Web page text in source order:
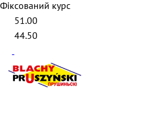
Фіксований курс
51.00
44.50